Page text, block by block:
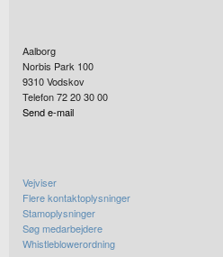
Aalborg
Norbis Park 100
9310Vodskov
Telefon 72 20 30 00
Send e-mail
Vejviser
Flere kontaktoplysninger
Stamoplysninger
Søg medarbejdere
Whistleblowerordning